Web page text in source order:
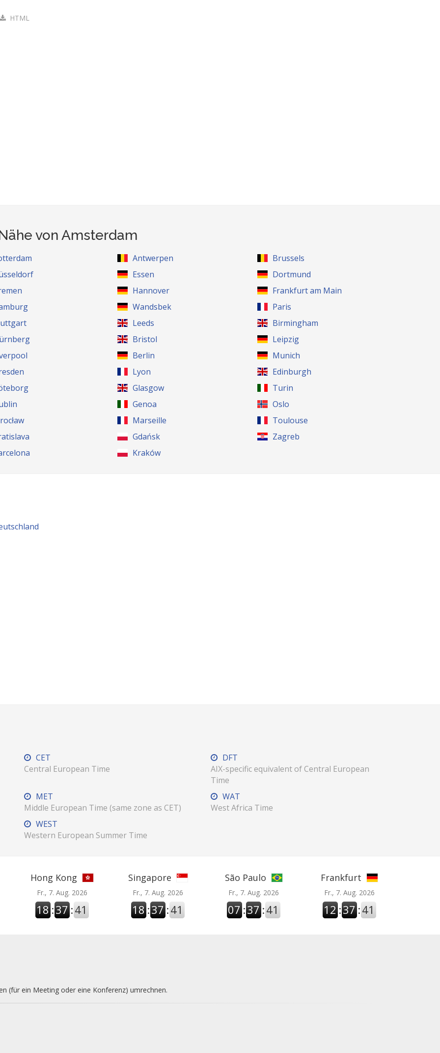
HTML
von Amsterdam
Antwerpen
Brussels
Essen
Dortmund
Hannover
Frankfurt am Main
Wandsbek
Paris
Leeds
Birmingham
Bristol
Leipzig
Berlin
Munich
Lyon
Edinburgh
Glasgow
Turin
Genoa
Oslo
Marseille
Toulouse
Gdańsk
Zagreb
Kraków
CET
Central European Time
DFT
AIX-specific equivalent of Central European
Time
MET
Middle European Time (same zone as CET)
WAT
West Africa Time
WEST
Western European Summer Time
Hong Kong
Fr., 7. Aug. 2026
18 :37 :42
Singapore
Fr., 7. Aug. 2026
18 :37 :42
São Paulo
Fr., 7. Aug. 2026
07 :37 :42
Frankfurt
Fr., 7. Aug. 2026
12 :37 :42
(für ein Meeting oder eine Konferenz) umrechnen.